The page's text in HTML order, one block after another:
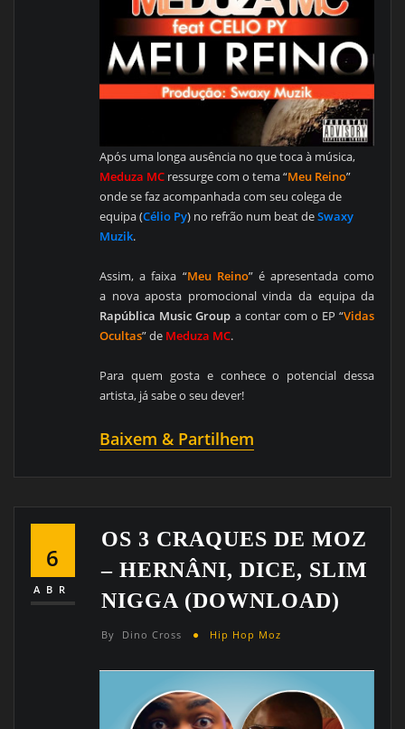
Após uma longa ausência no que toca à música,
Meduza MC ressurge com o tema “Meu Reino”
onde se faz acompanhada com seu colega de
equipa (Célio Py) no refrão num beat deSwaxy
Muzik.
Assim, a faixa “Meu Reino” é apresentada como
a nova aposta promocional vinda da equipa da
Rapública Music Group a contar com o EP “Vidas
Ocultas” de Meduza MC.
Para quem gosta e conhece o potencial dessa
artista, já sabe o seu dever!
Baixem & Partilhem
6
ABR
OS 3 CRAQUES DE MOZ
– HERNÂNI, DICE, SLIM
NIGGA (DOWNLOAD)
By Dino Cross Hip Hop Moz